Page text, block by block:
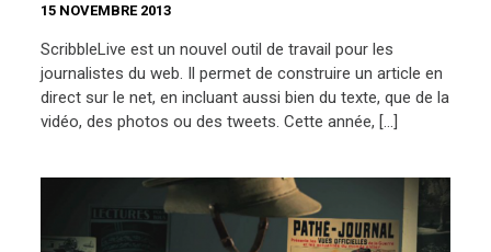
15 NOVEMBRE 2013
ScribbleLive est un nouvel outil de travail pour les
journalistes du web. Il permet de construire un article en
direct sur le net, en incluant aussi bien du texte, que de la
vidéo, des photos ou des tweets. Cette année, […]